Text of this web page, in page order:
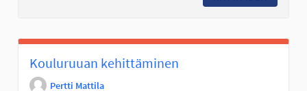
Kouluruuan kehittäminen
Pertti Mattila